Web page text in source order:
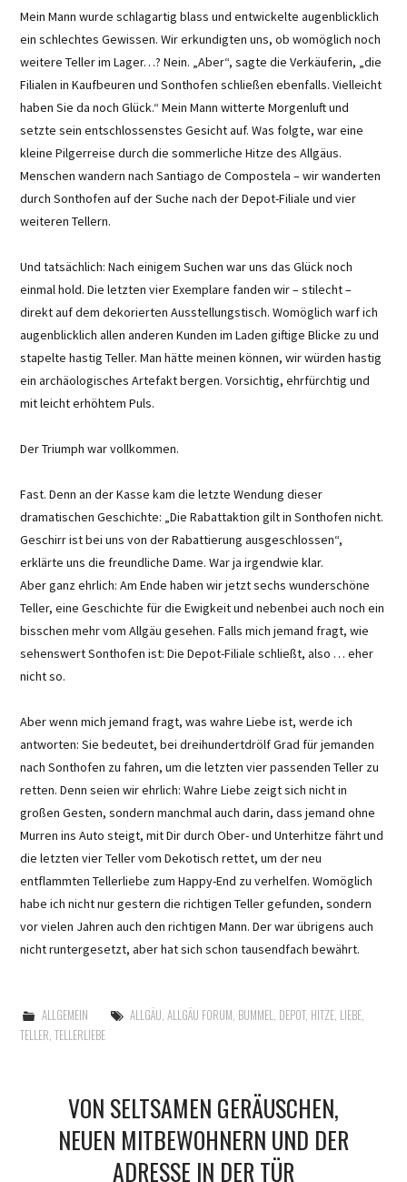
Mein Mann wurde schlagartig blass und entwickelte augenblicklich
ein schlechtes Gewissen. Wir erkundigten uns, ob womöglich noch
weitere Teller im Lager…? Nein. „Aber“, sagte die Verkäuferin, „die
Filialen in Kaufbeuren und Sonthofen schließen ebenfalls. Vielleicht
haben Sie da noch Glück.“ Mein Mann witterte Morgenluft und
setzte sein entschlossenstes Gesicht auf. Was folgte, war eine
kleine Pilgerreise durch die sommerliche Hitze des Allgäus.
Menschen wandern nach Santiago de Compostela – wir wanderten
durch Sonthofen auf der Suche nach der Depot-Filiale und vier
weiteren Tellern.
Und tatsächlich: Nach einigem Suchen war uns das Glück noch
einmal hold. Die letzten vier Exemplare fanden wir – stilecht –
direkt auf dem dekorierten Ausstellungstisch. Womöglich warf ich
augenblicklich allen anderen Kunden im Laden giftige Blicke zu und
stapelte hastig Teller. Man hätte meinen können, wir würden hastig
ein archäologisches Artefakt bergen. Vorsichtig, ehrfürchtig und
mit leicht erhöhtem Puls.
Der Triumph war vollkommen.
Fast. Denn an der Kasse kam die letzte Wendung dieser
dramatischen Geschichte: „Die Rabattaktion gilt in Sonthofen nicht.
Geschirr ist bei uns von der Rabattierung ausgeschlossen“,
erklärte uns die freundliche Dame. War ja irgendwie klar.
Aber ganz ehrlich: Am Ende haben wir jetzt sechs wunderschöne
Teller, eine Geschichte für die Ewigkeit und nebenbei auch noch ein
bisschen mehr vom Allgäu gesehen. Falls mich jemand fragt, wie
sehenswert Sonthofen ist: Die Depot-Filiale schließt, also … eher
nicht so.
Aber wenn mich jemand fragt, was wahre Liebe ist, werde ich
antworten: Sie bedeutet, bei dreihundertdrölf Grad für jemanden
nach Sonthofen zu fahren, um die letzten vier passenden Teller zu
retten. Denn seien wir ehrlich: Wahre Liebe zeigt sich nicht in
großen Gesten, sondern manchmal auch darin, dass jemand ohne
Murren ins Auto steigt, mit Dir durch Ober- und Unterhitze fährt und
die letzten vier Teller vom Dekotisch rettet, um der neu
entflammten Tellerliebe zum Happy-End zu verhelfen. Womöglich
habe ich nicht nur gestern die richtigen Teller gefunden, sondern
vor vielen Jahren auch den richtigen Mann. Der war übrigens auch
nicht runtergesetzt, aber hat sich schon tausendfach bewährt.
ALLGEMEIN ALLGÄU, ALLGÄU FORUM, BUMMEL, DEPOT, HITZE, LIEBE,
TELLER,TELLERLIEBE
VON SELTSAMEN GERÄUSCHEN,
NEUEN MITBEWOHNERN UND DER
ADRESSE IN DER TÜR